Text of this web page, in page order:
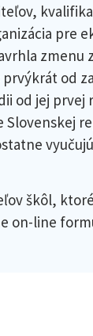
zmenu
od
jej prvej
škôl,
on-line